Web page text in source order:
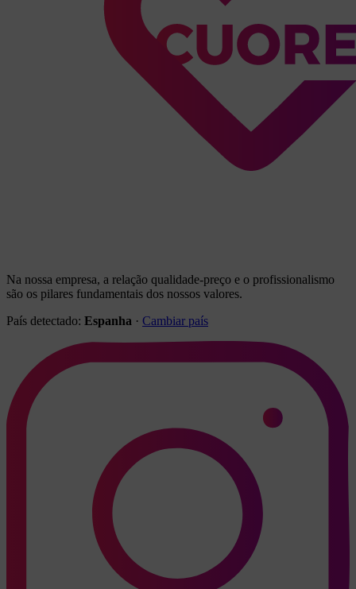
Na nossa empresa, a relação qualidade-preço e o profissionalismo
são os pilares fundamentais dos nossos valores.
País detectado: Espanha · Cambiar país